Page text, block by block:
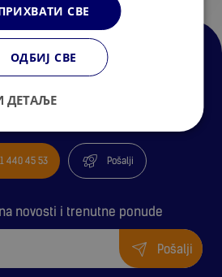
obrazovanje u inostranstvu
440 45 53 Pošalji
novosti i trenutne ponude
Pošalji
СВЕ
ОДБИЈ СВЕ
ДЕТАЉЕ